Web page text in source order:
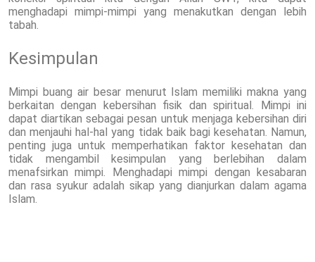
menghadapi mimpi-mimpi yang menakutkan dengan lebih
tabah.
Kesimpulan
Mimpi buang air besar menurut Islam memiliki makna yang
berkaitan dengan kebersihan fisik dan spiritual. Mimpi ini
dapat diartikan sebagai pesan untuk menjaga kebersihan diri
dan menjauhi hal-hal yang tidak baik bagi kesehatan. Namun,
penting juga untuk memperhatikan faktor kesehatan dan
tidak mengambil kesimpulan yang berlebihan dalam
menafsirkan mimpi. Menghadapi mimpi dengan kesabaran
dan rasa syukur adalah sikap yang dianjurkan dalam agama
Islam.